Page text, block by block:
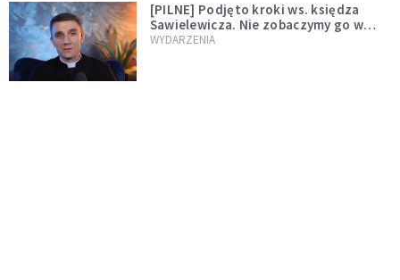
[PILNE] Podjęto kroki ws. księdza
Sawielewicza. Nie zobaczymy go w
mediach
WYDARZENIA